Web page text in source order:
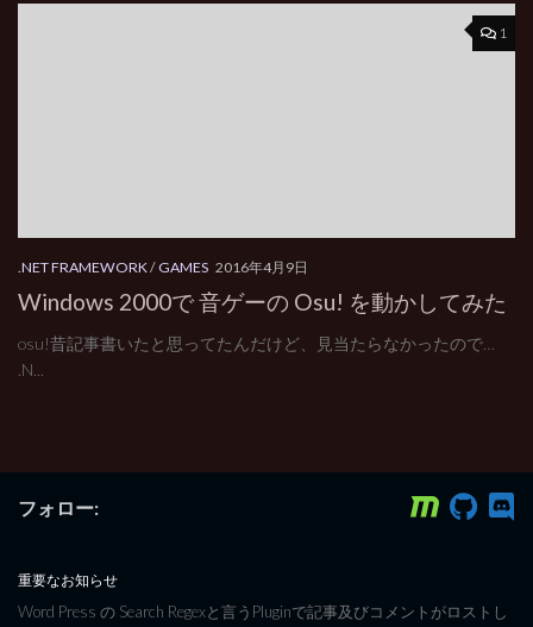
1
.NET FRAMEWORK/GAMES 2016年4月9日
Windows 2000で 音ゲーの Osu! を動かしてみた
osu!昔記事書いたと思ってたんだけど、見当たらなかったので…
.N...
フォロー:
重要なお知らせ
Word Press の Search Regexと言うPluginで記事及びコメントがロストし